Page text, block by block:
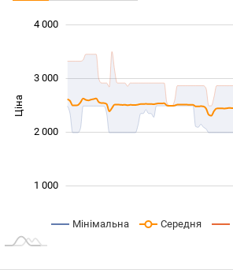
Ціна
1 000
2 000
3 000
4 000
Мінімальна Середня